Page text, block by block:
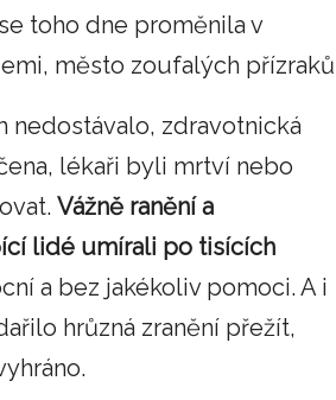
toho dne proměnila v
město zoufalých
nedostávalo, zdravotnická
lékaři byli mrtví nebo
Vážně ranění a
lidé umírali po tisících
a bez jakékoliv pomoci. A i
hrůzná zranění přežít,